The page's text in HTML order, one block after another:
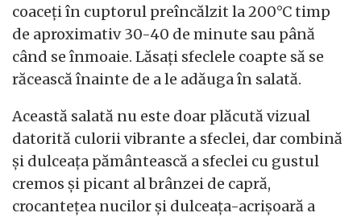
coaceți în cuptorul preîncălzit la 200°C timp
de aproximativ 30-40 de minute sau până
când se înmoaie. Lăsați sfeclele coapte să se
răcească înainte de a le adăuga în salată.
Această salată nu este doar plăcută vizual
datorită culorii vibrante a sfeclei, dar combină
și dulceața pământească a sfeclei cu gustul
cremos și picant al brânzei de capră,
crocantețea nucilor și dulceața-acrișoară a